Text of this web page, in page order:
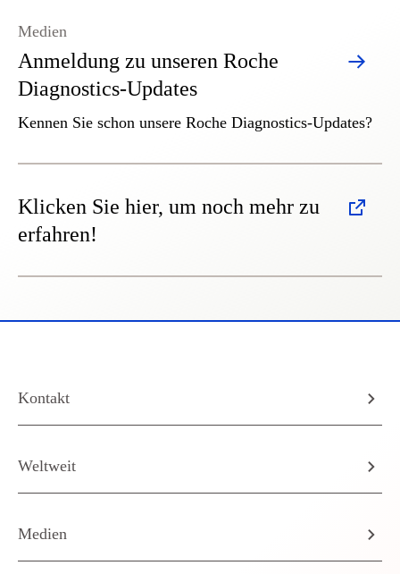
Anmeldung zu unseren Roche
Diagnostics-Updates
Medien
Kennen Sie schon unsere Roche Diagnostics-Updates?
Klicken Sie hier, um noch mehr zu
erfahren!
Kontakt
Weltweit
Medien